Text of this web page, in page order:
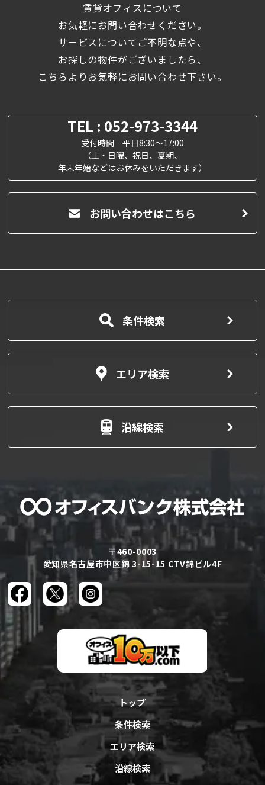
賃貸オフィスについて
お気軽にお問い合わせください。
サービスについてご不明な点や、
お探しの物件がございましたら、
こちらよりお気軽にお問い合わせ下さい。
TEL : 052-973-3344
受付時間 平日8:30～17:00
（土・日曜、祝日、夏期、
年末年始などはお休みをいただきます）
お問い合わせはこちら
条件検索
エリア検索
沿線検索
〒460-0003
愛知県名古屋市中区錦 3-15-15 CTV錦ビル4F
トップ
条件検索
エリア検索
沿線検索